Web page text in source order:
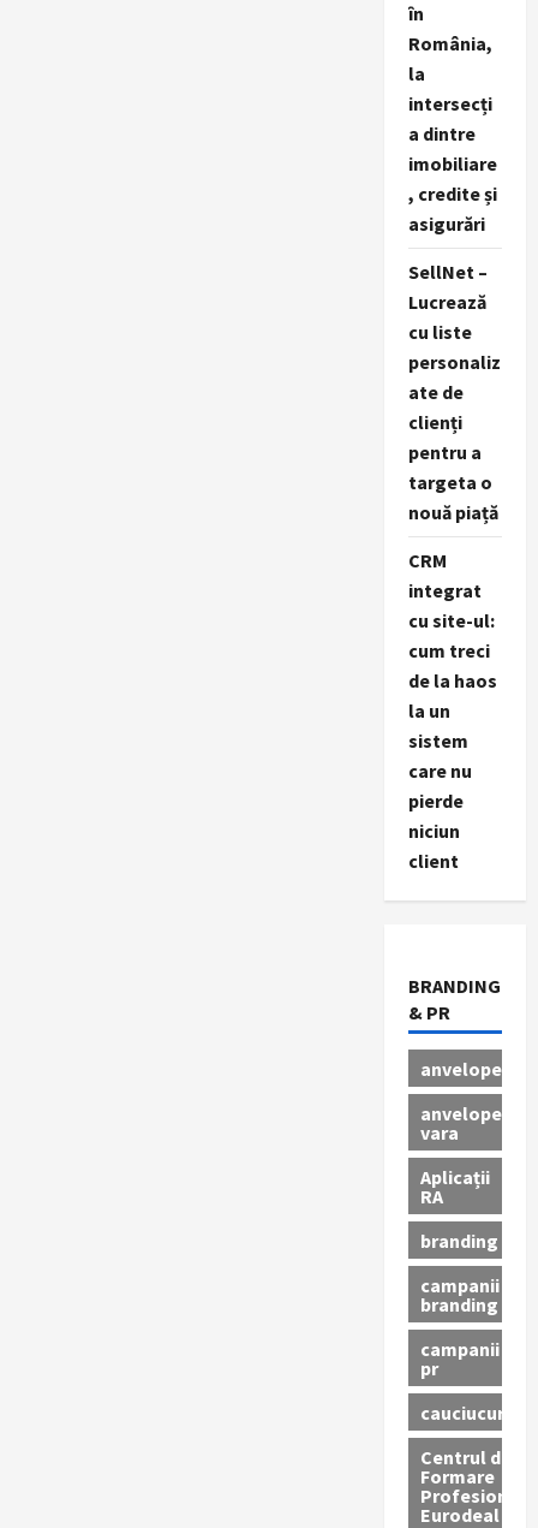
în
România,
la
intersecți
a dintre
imobiliare
, credite și
asigurări
SellNet –
Lucrează
cu liste
personaliz
ate de
clienți
pentru a
targeta o
nouă piață
CRM
integrat
cu site-ul:
cum treci
de la haos
la un
sistem
care nu
pierde
niciun
client
BRANDING
& PR
anvelope
anvelope
vara
Aplicații
RA
branding
campanii
branding
campanii
pr
cauciucuri
Centrul de
Formare
Profesionala
Eurodeal